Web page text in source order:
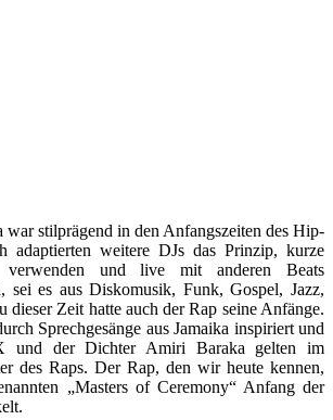
war stilprägend in den Anfangszeiten des Hip-
adaptierten weitere DJs das Prinzip, kurze
verwenden und live mit anderen Beats
sei es aus Diskomusik, Funk, Gospel, Jazz,
dieser Zeit hatte auch der Rap seine Anfänge.
Sprechgesänge aus Jamaika inspiriert und
und der Dichter Amiri Baraka gelten im
des Raps. Der Rap, den wir heute kennen,
„Masters of Ceremony“ Anfang der